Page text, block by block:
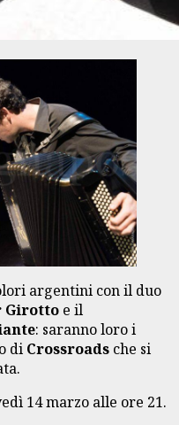
argentini con il duo
Girotto e il
: saranno loro i
di Crossroads che si
14 marzo alle ore 21.